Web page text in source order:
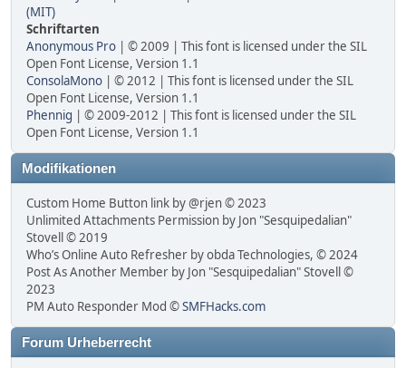
(MIT)
Schriftarten
Anonymous Pro | © 2009 | This font is licensed under the SIL
Open Font License, Version 1.1
ConsolaMono | © 2012 | This font is licensed under the SIL
Open Font License, Version 1.1
Phennig | © 2009-2012 | This font is licensed under the SIL
Open Font License, Version 1.1
Modifikationen
Custom Home Button link by @rjen © 2023
Unlimited Attachments Permission by Jon "Sesquipedalian"
Stovell © 2019
Who’s Online Auto Refresher by obda Technologies, © 2024
Post As Another Member by Jon "Sesquipedalian" Stovell ©
2023
PM Auto Responder Mod ©SMFHacks.com
Forum Urheberrecht